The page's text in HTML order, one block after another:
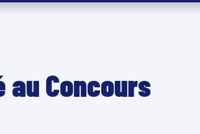
au Concours